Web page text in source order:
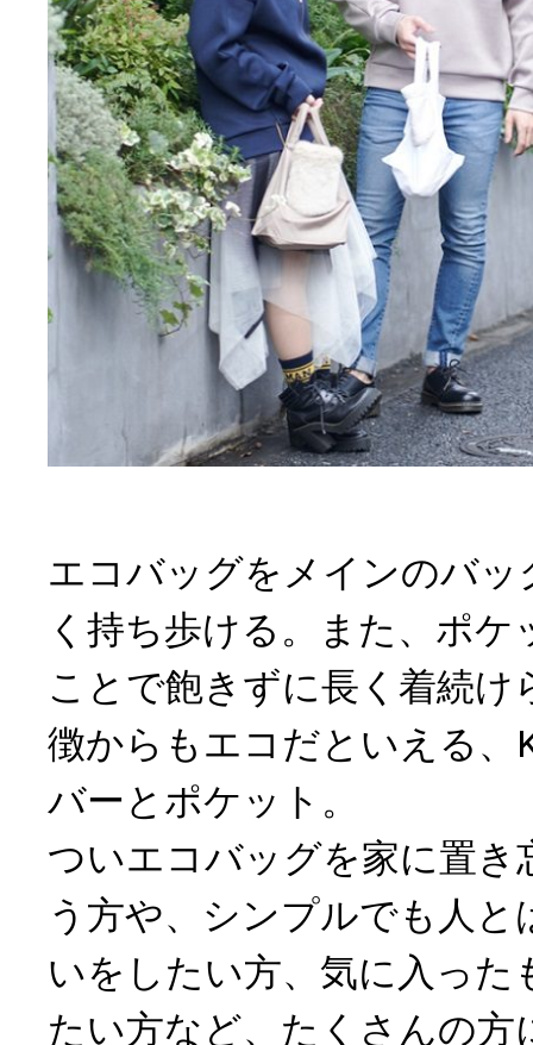
エコバッグをメインのバ
く持ち歩ける。また、ポ
ことで飽きずに長く着続け
徴からもエコだといえる、
バーとポケット。
ついエコバッグを家に置き
う方や、シンプルでも人
いをしたい方、気に入った
たい方など、たくさんの